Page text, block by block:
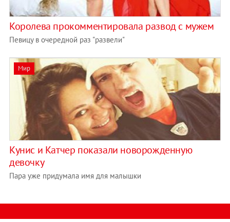
Королева прокомментировала развод с мужем
Певицу в очередной раз "развели"
Мир
Кунис и Катчер показали новорожденную
девочку
Пара уже придумала имя для малышки